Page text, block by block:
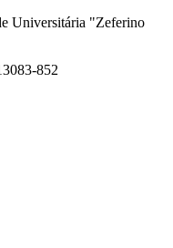
Universitária "Zeferino
852